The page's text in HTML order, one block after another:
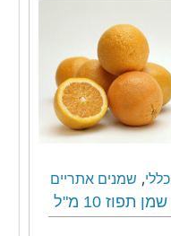
כללי, שמנים אתריים
שמן תפוז 10 מ"ל